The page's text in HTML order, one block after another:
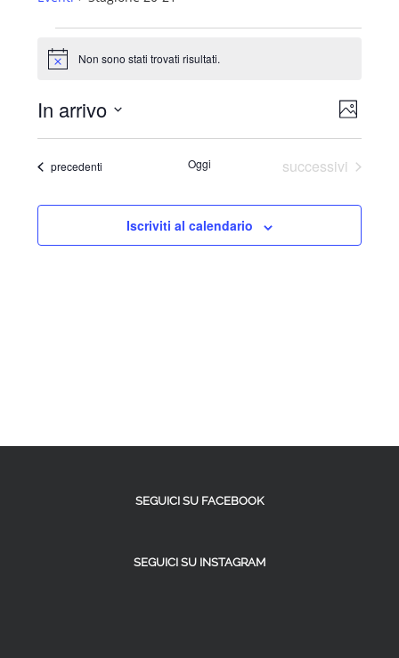
Notice Non sono stati trovati risultati.
Viste
Evento
Viste
Foto
In arrivo
Select
date.
of
events
Photo
Eventi
precedenti Oggi Eventi
successivi
Iscriviti al calendario
SEGUICI SU FACEBOOK
SEGUICI SU INSTAGRAM